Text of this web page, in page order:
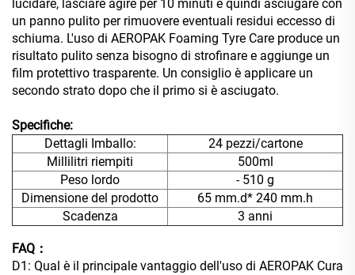
lucidare, lasciare agire per 10 minuti e quindi asciugare con
un panno pulito per rimuovere eventuali residui eccesso di
schiuma. L'uso di AEROPAK Foaming Tyre Care produce un
risultato pulito senza bisogno di strofinare e aggiunge un
film protettivo trasparente. Un consiglio è applicare un
secondo strato dopo che il primo si è asciugato.
Specifiche:
Dettagli Imballo:
24 pezzi/cartone
Millilitri riempiti
500ml
Peso lordo
- 510 g
Dimensione del prodotto
65 mm.d* 240 mm.h
Scadenza
3 anni
FAQ：
D1: Qual è il principale vantaggio dell'uso di AEROPAK Cura